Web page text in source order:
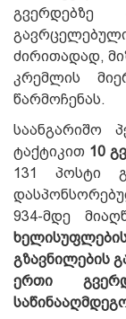
გვერდებზე
ძირითადად,
კრემლის
წარმოჩენას.
საანგარიშო
ტაქტიკით 10
131 პოსტი
934-მდე
გზავნილების
ერთი